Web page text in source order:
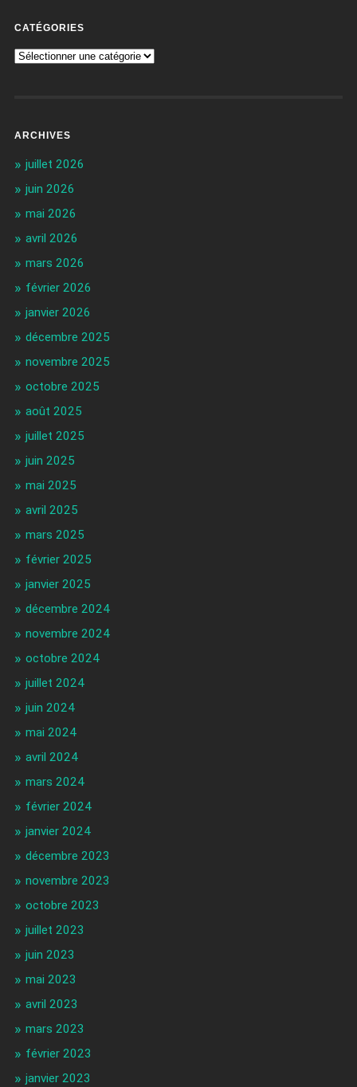
CATÉGORIES
ARCHIVES
juillet 2026
juin 2026
mai 2026
avril 2026
mars 2026
février 2026
janvier 2026
décembre 2025
novembre 2025
octobre 2025
août 2025
juillet 2025
juin 2025
mai 2025
avril 2025
mars 2025
février 2025
janvier 2025
décembre 2024
novembre 2024
octobre 2024
juillet 2024
juin 2024
mai 2024
avril 2024
mars 2024
février 2024
janvier 2024
décembre 2023
novembre 2023
octobre 2023
juillet 2023
juin 2023
mai 2023
avril 2023
mars 2023
février 2023
janvier 2023